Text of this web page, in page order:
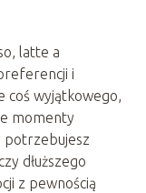
latte a
i
coś wyjątkowego,
momenty
potrzebujesz
dłuższego
z pewnością